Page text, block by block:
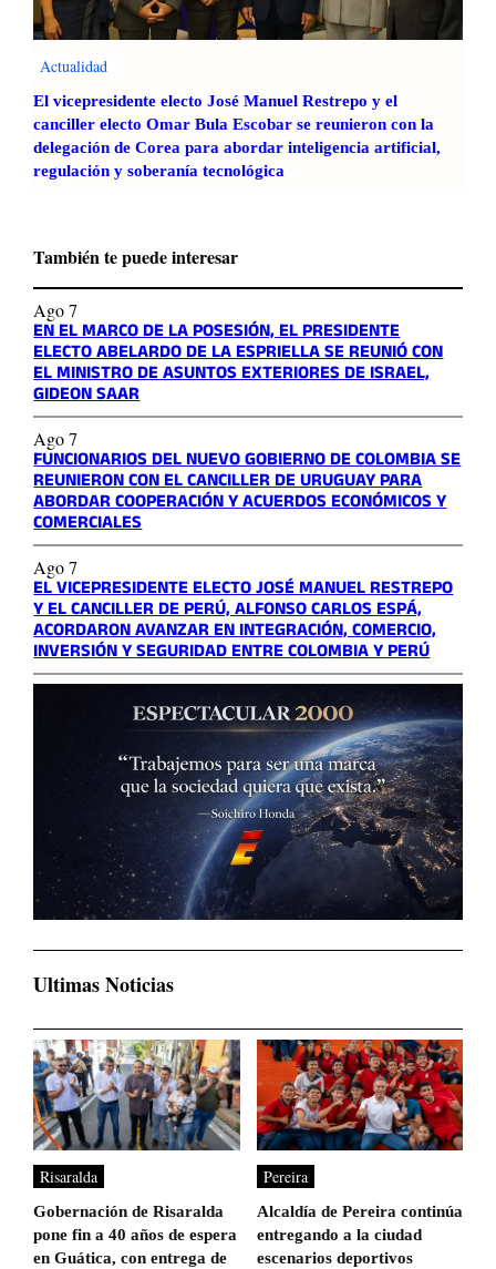
Actualidad
El vicepresidente electo José Manuel Restrepo y el
canciller electo Omar Bula Escobar se reunieron con la
delegación de Corea para abordar inteligencia artificial,
regulación y soberanía tecnológica
También te puede interesar
Ago 7
EN EL MARCO DE LA POSESIÓN, EL PRESIDENTE
ELECTO ABELARDO DE LA ESPRIELLA SE REUNIÓ CON
EL MINISTRO DE ASUNTOS EXTERIORES DE ISRAEL,
GIDEON SAAR
Ago 7
FUNCIONARIOS DEL NUEVO GOBIERNO DE COLOMBIA SE
REUNIERON CON EL CANCILLER DE URUGUAY PARA
ABORDAR COOPERACIÓN Y ACUERDOS ECONÓMICOS Y
COMERCIALES
Ago 7
EL VICEPRESIDENTE ELECTO JOSÉ MANUEL RESTREPO
Y EL CANCILLER DE PERÚ, ALFONSO CARLOS ESPÁ,
ACORDARON AVANZAR EN INTEGRACIÓN, COMERCIO,
INVERSIÓN Y SEGURIDAD ENTRE COLOMBIA Y PERÚ
Ultimas Noticias
Risaralda
Gobernación de Risaralda
pone fin a 40 años de espera
en Guática, con entrega de
Pereira
Alcaldía de Pereira continúa
entregando a la ciudad
escenarios deportivos